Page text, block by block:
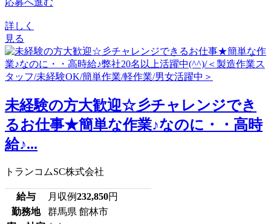
詳しく
見る
未経験の方大歓迎☆彡チャレンジでき
るお仕事★簡単な作業♪なのに・・高時
給♪...
トランコムSC株式会社
給与 月収例232,850円
勤務地
群馬県 館林市